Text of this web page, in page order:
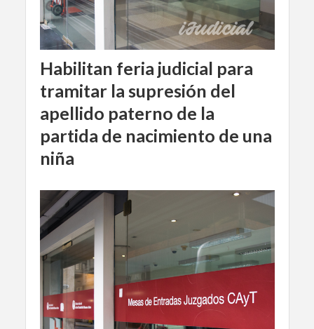
Habilitan feria judicial para
tramitar la supresión del
apellido paterno de la
partida de nacimiento de una
niña